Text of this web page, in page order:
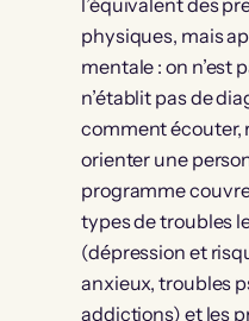
l’équivalent des
physiques, mais
mentale : on n’est
n’établit pas de
comment écouter,
orienter une
programme
types de troubles
(dépression et
anxieux, troubles
addictions) et les